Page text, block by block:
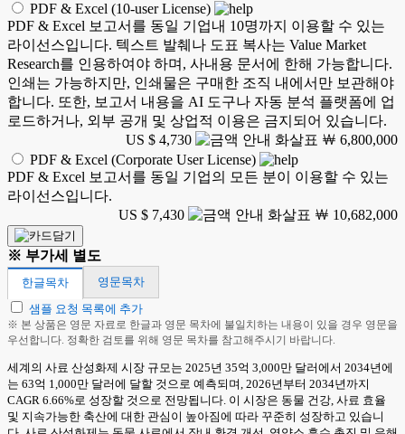
PDF & Excel (10-user License)
PDF & Excel 보고서를 동일 기업내 10명까지 이용할 수 있는
라이선스입니다. 텍스트 발췌나 도표 복사는 Value Market
Research를 인용하여야 하며, 사내용 문서에 한해 가능합니다.
인쇄는 가능하지만, 인쇄물은 구매한 조직 내에서만 보관해야
합니다. 또한, 보고서 내용을 AI 도구나 자동 분석 플랫폼에 업
로드하거나, 외부 공개 및 상업적 이용은 금지되어 있습니다.
US $ 4,730
￦ 6,800,000
PDF & Excel (Corporate User License)
PDF & Excel 보고서를 동일 기업의 모든 분이 이용할 수 있는
라이선스입니다.
US $ 7,430
￦ 10,682,000
※ 부가세 별도
한글목차
영문목차
샘플 요청 목록에 추가
※ 본 상품은 영문 자료로 한글과 영문 목차에 불일치하는 내용이 있을 경우 영문을
우선합니다. 정확한 검토를 위해 영문 목차를 참고해주시기 바랍니다.
세계의 사료 산성화제 시장 규모는 2025년 35억 3,000만 달러에서 2034년에
는 63억 1,000만 달러에 달할 것으로 예측되며, 2026년부터 2034년까지
CAGR 6.66%로 성장할 것으로 전망됩니다. 이 시장은 동물 건강, 사료 효율
및 지속가능한 축산에 대한 관심이 높아짐에 따라 꾸준히 성장하고 있습니